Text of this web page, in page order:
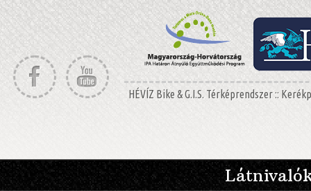
HÉVÍZ Bike & G.I.S. Térképrendszer ::